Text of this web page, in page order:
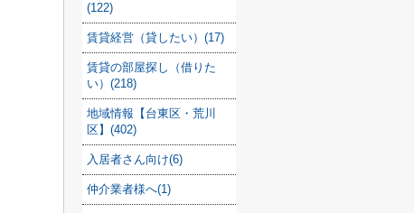
(122)
賃貸経営（貸したい）(17)
賃貸の部屋探し（借りた
い）(218)
地域情報【台東区・荒川
区】(402)
入居者さん向け(6)
仲介業者様へ(1)